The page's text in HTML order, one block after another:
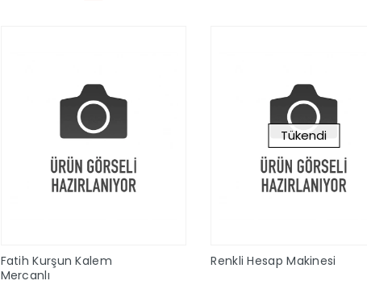
Fatih Kurşun Kalem
Mercanlı
Tükendi
Renkli Hesap Makinesi